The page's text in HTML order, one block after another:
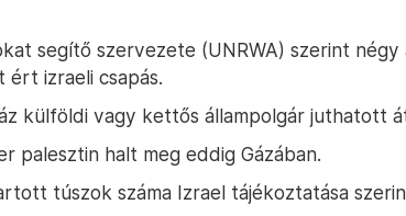
segítő szervezete (UNRWA) szerint négy
izraeli csapás.
külföldi vagy kettős állampolgár juthatott
palesztin halt meg eddig Gázában.
túszok száma Izrael tájékoztatása